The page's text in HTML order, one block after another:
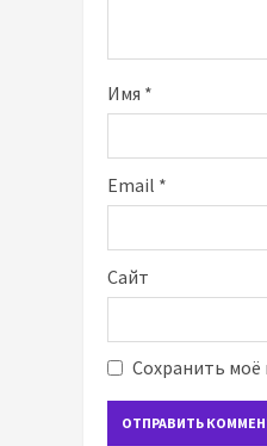
Имя *
Email *
Сайт
Сохранить моё